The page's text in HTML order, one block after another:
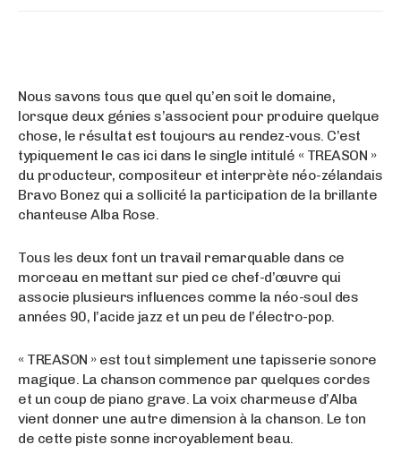
Nous savons tous que quel qu’en soit le domaine,
lorsque deux génies s’associent pour produire quelque
chose, le résultat est toujours au rendez-vous. C’est
typiquement le cas ici dans le single intitulé « TREASON »
du producteur, compositeur et interprète néo-zélandais
Bravo Bonez qui a sollicité la participation de la brillante
chanteuse Alba Rose.
Tous les deux font un travail remarquable dans ce
morceau en mettant sur pied ce chef-d’œuvre qui
associe plusieurs influences comme la néo-soul des
années 90, l’acide jazz et un peu de l’électro-pop.
« TREASON » est tout simplement une tapisserie sonore
magique. La chanson commence par quelques cordes
et un coup de piano grave. La voix charmeuse d’Alba
vient donner une autre dimension à la chanson. Le ton
de cette piste sonne incroyablement beau.